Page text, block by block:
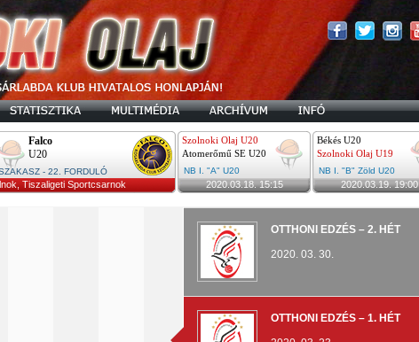
Falco
U20
- 22. FORDULÓ
Tiszaligeti Sportcsarnok
Szolnoki Olaj U20
Atomerőmű SE U20
NB I. "A" U20
2020.03.18. 15:15
Békés U20
Szolnoki Olaj U19
NB I. "B" Zöld U20
2020.03.19. 19:00
OTTHONI EDZÉS – 2. HÉT
2020. 03. 30.
OTTHONI EDZÉS – 1. HÉT